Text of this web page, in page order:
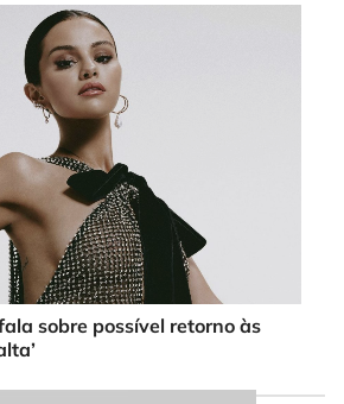
sobre possível retorno às